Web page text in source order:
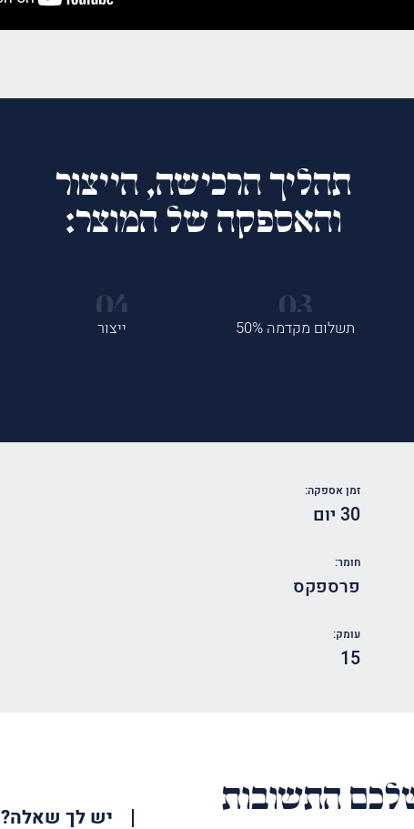
תהליך הרכישה, הייצור
והאספקה של המוצר:
תשלום מקדמה 50% ייצור
זמן אספקה:
30 יום
חומר:
פרספקס
עומק:
15
התשובות
יש לך שאלה?